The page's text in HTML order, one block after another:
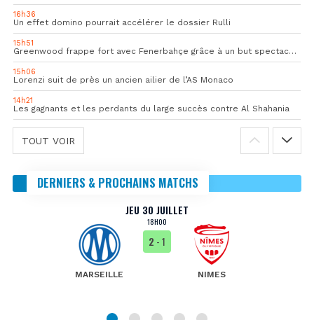
16h36
Un effet domino pourrait accélérer le dossier Rulli
15h51
Greenwood frappe fort avec Fenerbahçe grâce à un but spectaculaire
15h06
Lorenzi suit de près un ancien ailier de l’AS Monaco
14h21
Les gagnants et les perdants du large succès contre Al Shahania
TOUT VOIR
DERNIERS & PROCHAINS MATCHS
JEU 30 JUILLET
18H00
MARSEILLE
2 - 1
NIMES